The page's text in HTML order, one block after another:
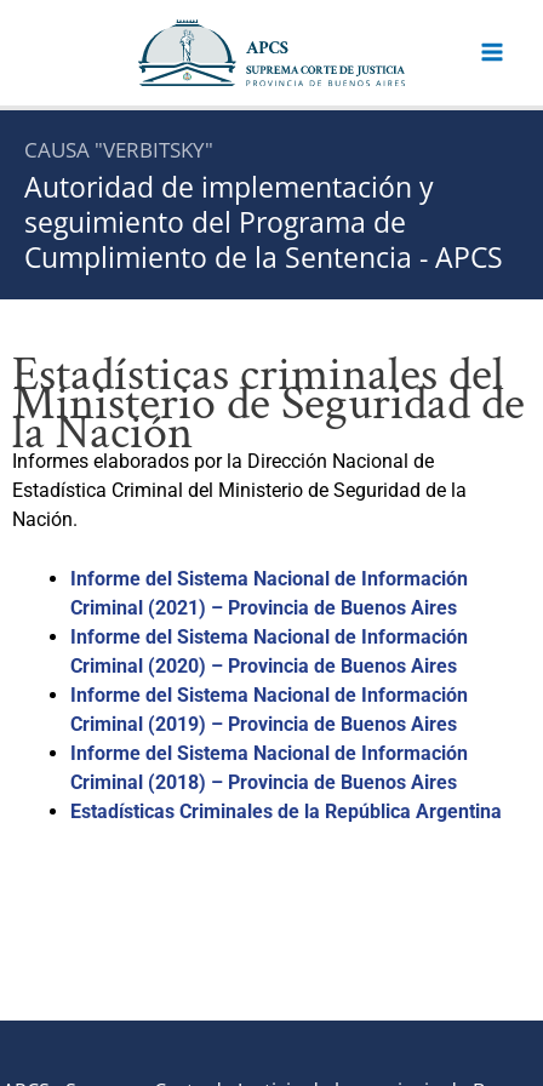
CAUSA "VERBITSKY"
Autoridad de implementación y
seguimiento del Programa de
Cumplimiento de la Sentencia - APCS
Estadísticas criminales del
Ministerio de Seguridad de
la Nación
Informes elaborados por la Dirección Nacional de
Estadística Criminal del Ministerio de Seguridad de la
Nación.
Informe del Sistema Nacional de Información
Criminal (2021) – Provincia de Buenos Aires
Informe del Sistema Nacional de Información
Criminal (2020) – Provincia de Buenos Aires
Informe del Sistema Nacional de Información
Criminal (2019) – Provincia de Buenos Aires
Informe del Sistema Nacional de Información
Criminal (2018) – Provincia de Buenos Aires
Estadísticas Criminales de la República Argentina